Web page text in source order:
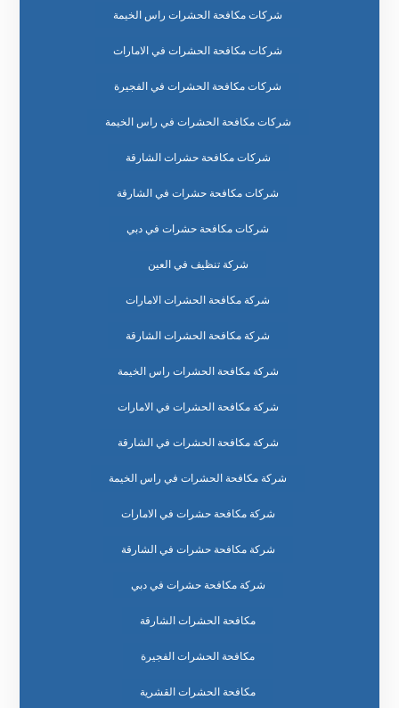
شركات مكافحة الحشرات راس الخيمة
شركات مكافحة الحشرات في الامارات
شركات مكافحة الحشرات في الفجيرة
شركات مكافحة الحشرات في راس الخيمة
شركات مكافحة حشرات الشارقة
شركات مكافحة حشرات في الشارقة
شركات مكافحة حشرات في دبي
شركة تنظيف في العين
شركة مكافحة الحشرات الامارات
شركة مكافحة الحشرات الشارقة
شركة مكافحة الحشرات راس الخيمة
شركة مكافحة الحشرات في الامارات
شركة مكافحة الحشرات في الشارقة
شركة مكافحة الحشرات في راس الخيمة
شركة مكافحة حشرات في الامارات
شركة مكافحة حشرات في الشارقة
شركة مكافحة حشرات في دبي
مكافحة الحشرات الشارقة
مكافحة الحشرات الفجيرة
مكافحة الحشرات القشرية